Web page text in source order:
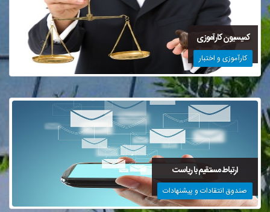
کمیسیون کارآموزی
کارآموزی و اختبار
ارتباط مستقیم با ریاست
صندوق انتقادات و پیشنهادات